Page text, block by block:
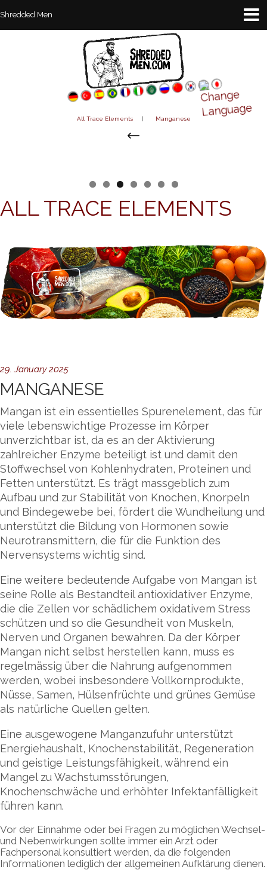
All Trace Elements | Manganese
ALL TRACE ELEMENTS
29. January 2025
MANGANESE
Mangan ist ein essentielles Spurenelement, das für
viele lebenswichtige Prozesse im Körper
unverzichtbar ist, da es an der Aktivierung
zahlreicher Enzyme beteiligt ist und damit den
Stoffwechsel von Kohlenhydraten, Proteinen und
Fetten unterstützt. Es trägt massgeblich zum
Aufbau und zur Stabilität von Knochen, Knorpeln
und Bindegewebe bei, fördert die Wundheilung und
unterstützt die Bildung von Hormonen sowie
Neurotransmittern, die für die Funktion des
Nervensystems wichtig sind.
Eine weitere bedeutende Aufgabe von Mangan ist
seine Rolle als Bestandteil antioxidativer Enzyme,
die die Zellen vor schädlichem oxidativem Stress
schützen und so die Gesundheit von Muskeln,
Nerven und Organen bewahren. Da der Körper
Mangan nicht selbst herstellen kann, muss es
regelmässig über die Nahrung aufgenommen
werden, wobei insbesondere Vollkornprodukte,
Nüsse, Samen, Hülsenfrüchte und grünes Gemüse
als natürliche Quellen gelten.
Eine ausgewogene Manganzufuhr unterstützt
Energiehaushalt, Knochenstabilität, Regeneration
und geistige Leistungsfähigkeit, während ein
Mangel zu Wachstumsstörungen,
Knochenschwäche und erhöhter Infektanfälligkeit
führen kann.
Vor der Einnahme oder bei Fragen zu möglichen Wechsel-
und Nebenwirkungen sollte immer ein Arzt oder
Fachpersonal konsultiert werden, da die folgenden
Informationen lediglich der allgemeinen Aufklärung dienen.
Shredded Men